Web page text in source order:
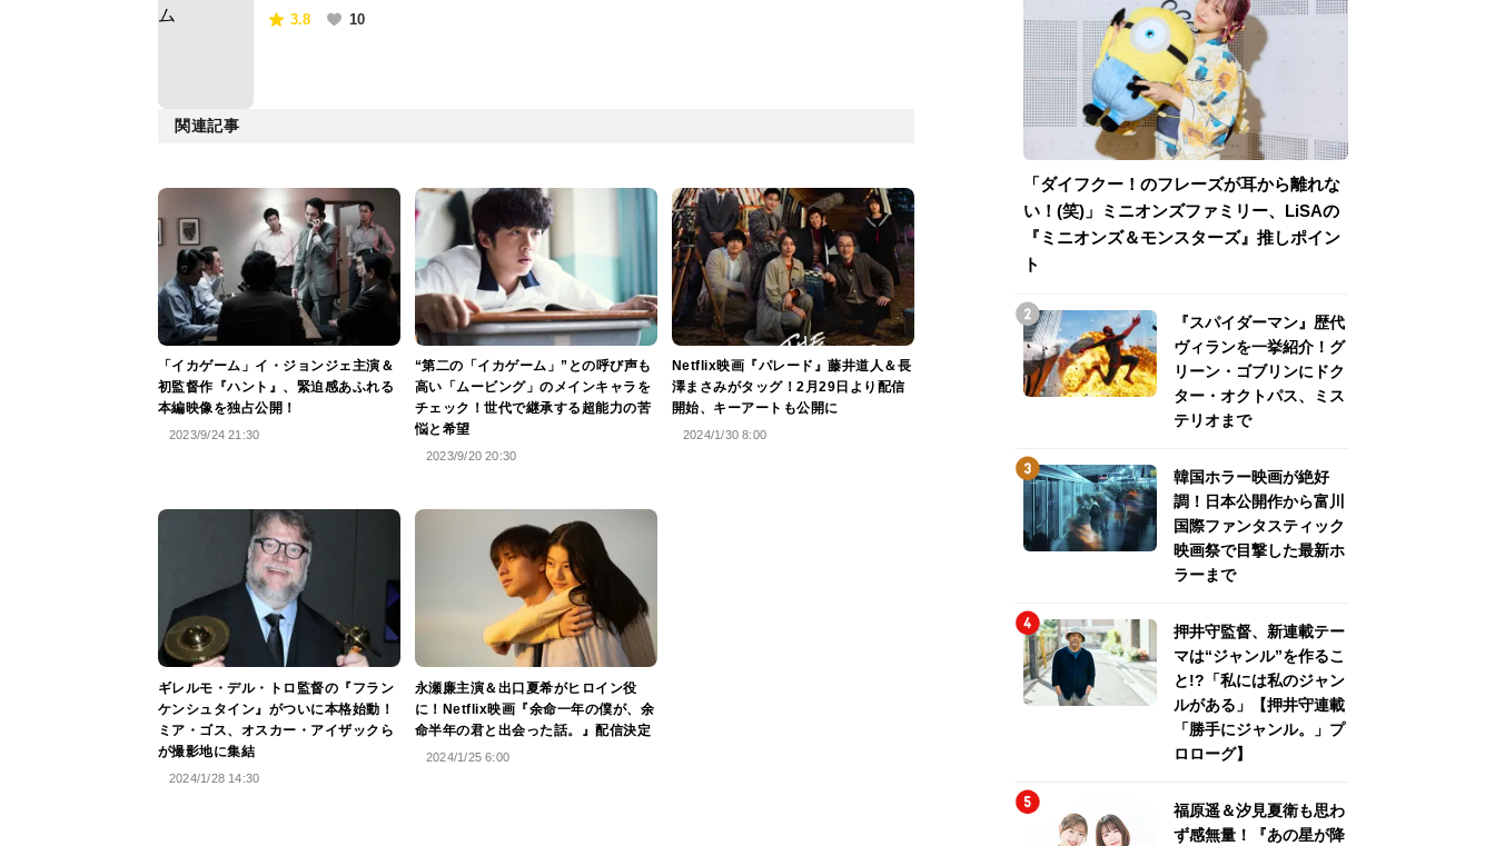
3.8 10
関連記事
「イカゲーム」イ・ジョンジェ主演＆
初監督作『ハント』、緊迫感あふれる
本編映像を独占公開！
2023/9/24 21:30
“第二の「イカゲーム」”との呼び声も
高い「ムービング」のメインキャラを
チェック！世代で継承する超能力の苦
悩と希望
2023/9/20 20:30
Netflix映画『パレード』藤井道人＆長
澤まさみがタッグ！2月29日より配信
開始、キーアートも公開に
2024/1/30 8:00
ギレルモ・デル・トロ監督の『フラン
ケンシュタイン』がついに本格始動！
ミア・ゴス、オスカー・アイザックら
が撮影地に集結
2024/1/28 14:30
永瀬廉主演＆出口夏希がヒロイン役
に！Netflix映画『余命一年の僕が、余
命半年の君と出会った話。』配信決定
2024/1/25 6:00
「ダイフクー！のフレーズが耳から離れな
い！(笑)」ミニオンズファミリー、LiSAの
『ミニオンズ＆モンスターズ』推しポイン
ト
『スパイダーマン』歴代
ヴィランを一挙紹介！グ
リーン・ゴブリンにドク
ター・オクトパス、ミス
テリオまで
韓国ホラー映画が絶好
調！日本公開作から富川
国際ファンタスティック
映画祭で目撃した最新ホ
ラーまで
押井守監督、新連載テー
マは“ジャンル”を作るこ
と!?「私には私のジャン
ルがある」【押井守連載
「勝手にジャンル。」プ
ロローグ】
福原遥＆汐見夏衛も思わ
ず感無量！『あの星が降